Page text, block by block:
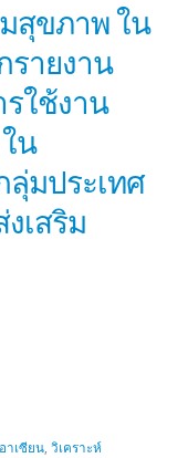
สุขภาพ ใน
รายงาน
ใช้งาน
น
มประเทศ
เสริม
าเซียน, วิเคราะห์